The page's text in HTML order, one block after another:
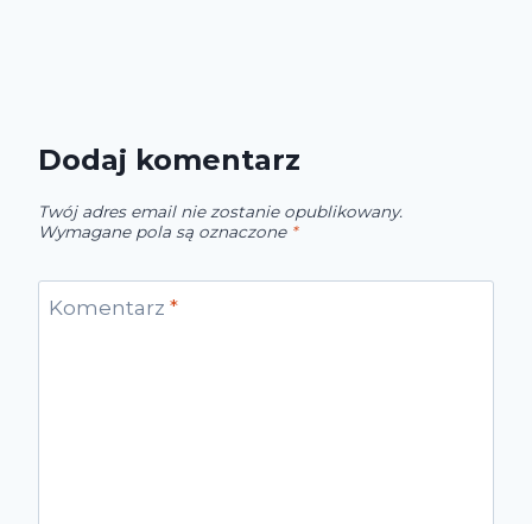
Dodaj komentarz
Twój adres email nie zostanie opublikowany.
Wymagane pola są oznaczone *
Komentarz *